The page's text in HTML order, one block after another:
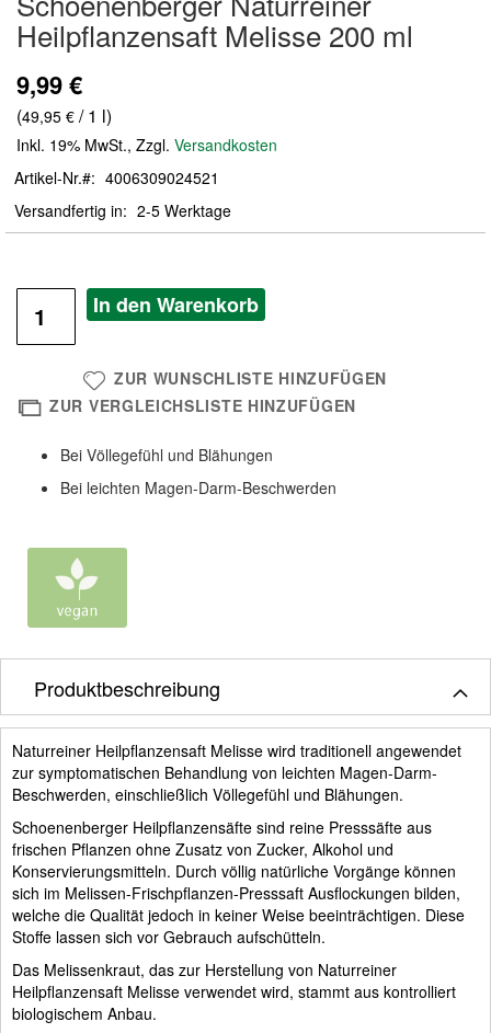
der
Bildergalerie
Heilpflanzensaft Melisse 200 ml
9,99 €
(49,95 € / 1 l)
Inkl. 19% MwSt., Zzgl. Versandkosten
Artikel-Nr.
4006309024521
Versandfertig in
2-5 Werktage
In den Warenkorb
ZUR WUNSCHLISTE HINZUFÜGEN
ZUR VERGLEICHSLISTE HINZUFÜGEN
Bei Völlegefühl und Blähungen
Bei leichten Magen-Darm-Beschwerden
Produktbeschreibung
Naturreiner Heilpflanzensaft Melisse wird traditionell angewendet
zur symptomatischen Behandlung von leichten Magen-Darm-
Beschwerden, einschließlich Völlegefühl und Blähungen.
Schoenenberger Heilpflanzensäfte sind reine Presssäfte aus
frischen Pflanzen ohne Zusatz von Zucker, Alkohol und
Konservierungsmitteln. Durch völlig natürliche Vorgänge können
sich im Melissen-Frischpflanzen-Presssaft Ausflockungen bilden,
welche die Qualität jedoch in keiner Weise beeinträchtigen. Diese
Stoffe lassen sich vor Gebrauch aufschütteln.
Das Melissenkraut, das zur Herstellung von Naturreiner
Heilpflanzensaft Melisse verwendet wird, stammt aus kontrolliert
biologischem Anbau.